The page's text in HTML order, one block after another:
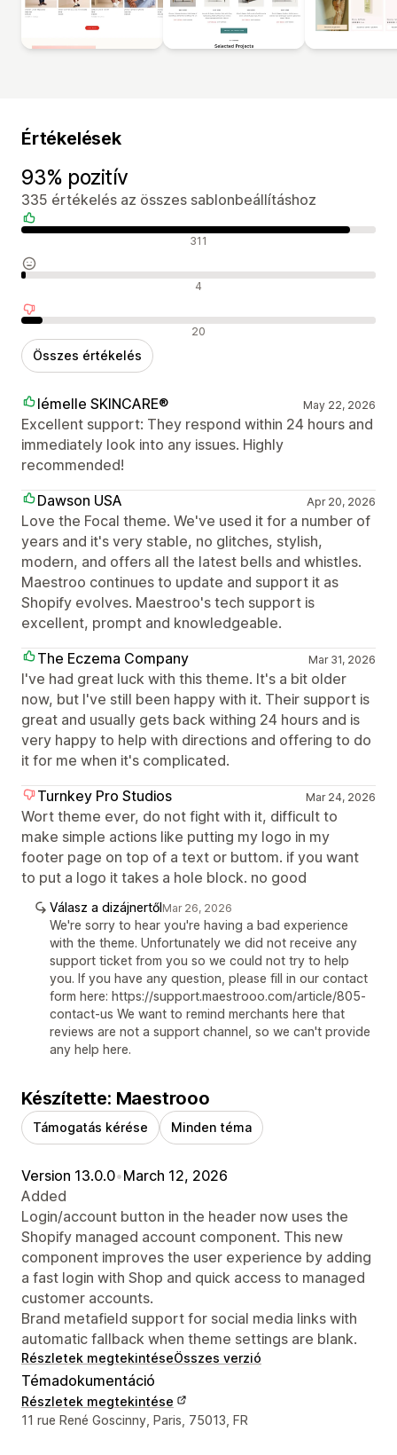
Értékelések
93% pozitív
335 értékelés az összes sablonbeállításhoz
Pozitív értékelések 311
Semleges értékelések 4
Negatív értékelések 20
Összes értékelés
lémelle SKINCARE® May 22, 2026
Excellent support: They respond within 24 hours and
immediately look into any issues. Highly
recommended!
Dawson USA
Apr 20, 2026
Love the Focal theme. We've used it for a number of
years and it's very stable, no glitches, stylish,
modern, and offers all the latest bells and whistles.
Maestroo continues to update and support it as
Shopify evolves. Maestroo's tech support is
excellent, prompt and knowledgeable.
The Eczema Company
Mar 31, 2026
I've had great luck with this theme. It's a bit older
now, but I've still been happy with it. Their support is
great and usually gets back withing 24 hours and is
very happy to help with directions and offering to do
it for me when it's complicated.
Turnkey Pro Studios
Mar 24, 2026
Wort theme ever, do not fight with it, difficult to
make simple actions like putting my logo in my
footer page on top of a text or buttom. if you want
to put a logo it takes a hole block. no good
Válasz a dizájnertőlMar 26, 2026
We're sorry to hear you're having a bad experience
with the theme. Unfortunately we did not receive any
support ticket from you so we could not try to help
you. If you have any question, please fill in our contact
form here: https://support.maestrooo.com/article/805-
contact-us We want to remind merchants here that
reviews are not a support channel, so we can't provide
any help here.
Készítette: Maestrooo
Támogatás kérése Minden téma
Version 13.0.0•March 12, 2026
Added
Login/account button in the header now uses the
Shopify managed account component. This new
component improves the user experience by adding
a fast login with Shop and quick access to managed
customer accounts.
Brand metafield support for social media links with
automatic fallback when theme settings are blank.
Részletek megtekintéseÖsszes verzió
Témadokumentáció
Részletek megtekintése
Dizájner kapcsolattartási adatai
11 rue René Goscinny, Paris, 75013, FR